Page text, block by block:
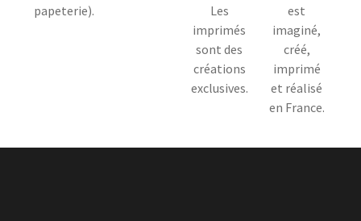
papeterie).
Les
imprimés
sont des
créations
exclusives.
est
imaginé,
créé,
imprimé
et réalisé
en France.